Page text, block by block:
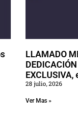
LLAMADO
28 julio, 2026
Ver Mas »